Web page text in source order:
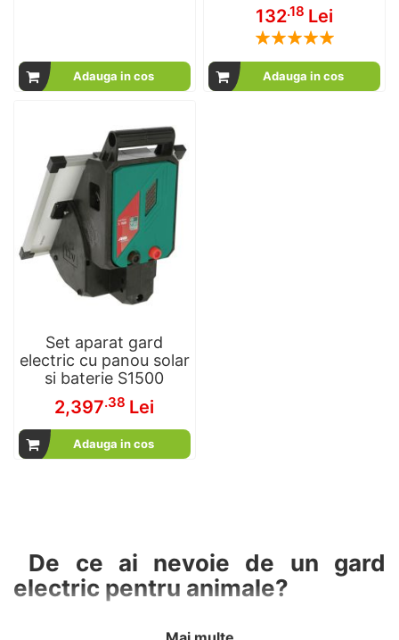
Adauga in cos
132.18 Lei
Rating:
Adauga in cos
Set aparat gard
electric cu panou solar
si baterie S1500
2,397.38 Lei
Adauga in cos
De ce ai nevoie de un gard
electric pentru animale?
Administrarea eficientă a fermei tale începe cu